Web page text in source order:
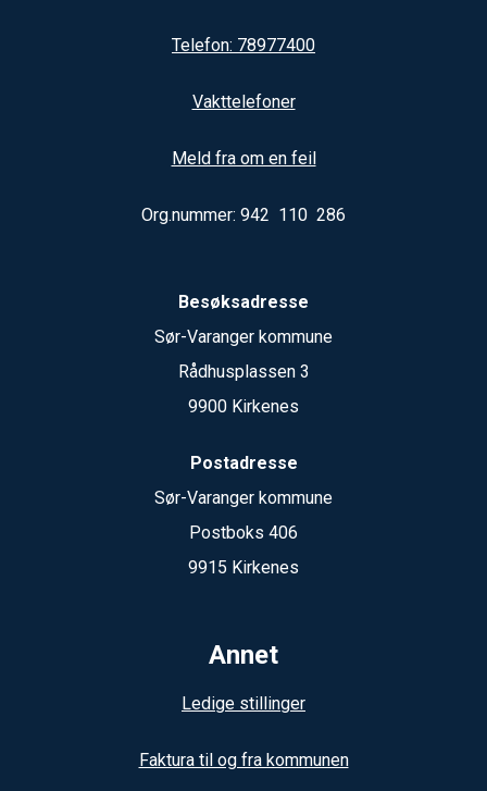
Telefon: 78977400
Vakttelefoner
Meld fra om en feil
Org.nummer: 942 110 286
Besøksadresse
Sør-Varanger kommune
Rådhusplassen 3
9900 Kirkenes
Postadresse
Sør-Varanger kommune
Postboks 406
9915 Kirkenes
Annet
Ledige stillinger
Faktura til og fra kommunen